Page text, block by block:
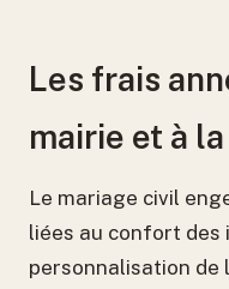
Les frais
mairie et à
Le mariage civil
liées au confort des
personnalisation de